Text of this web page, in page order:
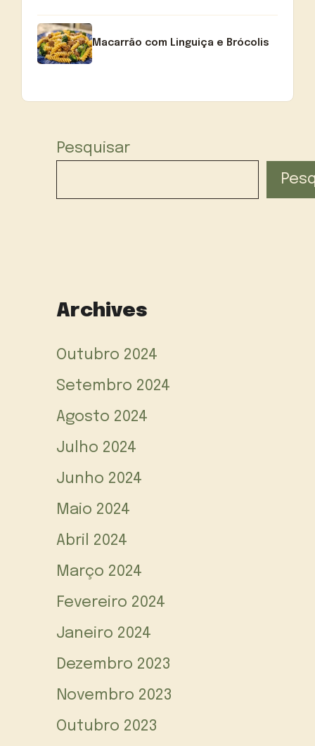
Macarrão com Linguiça e Brócolis
Pesquisar
Archives
Outubro 2024
Setembro 2024
Agosto 2024
Julho 2024
Junho 2024
Maio 2024
Abril 2024
Março 2024
Fevereiro 2024
Janeiro 2024
Dezembro 2023
Novembro 2023
Outubro 2023